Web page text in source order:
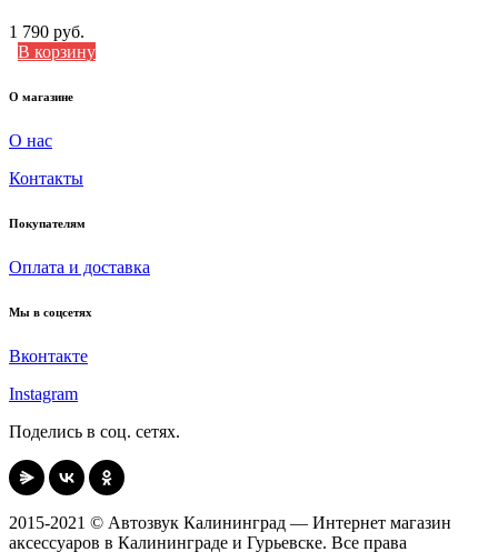
1 790 руб.
В корзину
О магазине
О нас
Контакты
Покупателям
Оплата и доставка
Мы в соцсетях
Вконтакте
Instagram
Поделись в соц. сетях.
2015-2021 © Автозвук Калининград — Интернет магазин
аксессуаров в Калининграде и Гурьевске. Все права